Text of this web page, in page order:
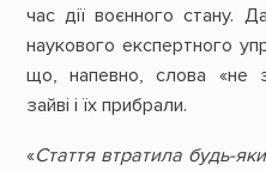
час дії воєнного стану.
наукового експертного
що, напевно, слова «не
зайві і їх прибрали.
«Стаття втратила будь-